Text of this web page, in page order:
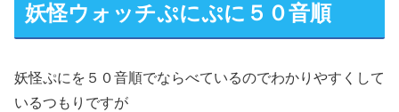
妖怪ウォッチぷにぷに５０音順
妖怪ぷにを５０音順でならべているのでわかりやすくして
いるつもりですが